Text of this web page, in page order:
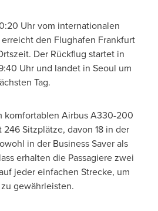
Uhr vom internationalen
den Flughafen Frankfurt
Der Rückflug startet in
Uhr und landet in Seoul um
Tag.
komfortablen Airbus A330-200
Sitzplätze, davon 18 in der
in der Business Saver als
erhalten die Passagiere zwei
jeder einfachen Strecke, um
gewährleisten.